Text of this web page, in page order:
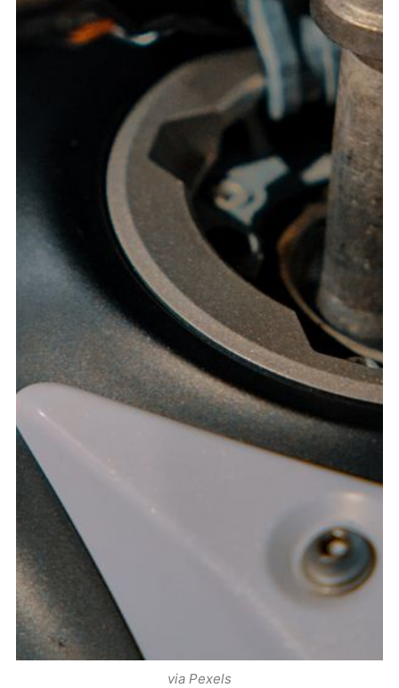
via Pexels